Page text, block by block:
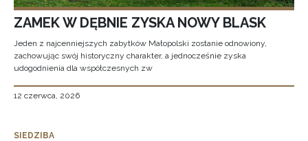
ZAMEK W DĘBNIE ZYSKA NOWY BLASK
Jeden z najcenniejszych zabytków Małopolski zostanie odnowiony,
zachowując swój historyczny charakter, a jednocześnie zyska
udogodnienia dla współczesnych zw
12 czerwca, 2026
SIEDZIBA